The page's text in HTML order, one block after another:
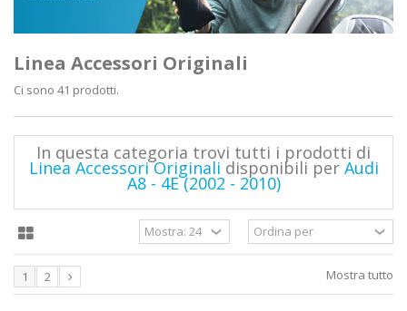
Linea Accessori Originali
Ci sono 41 prodotti.
In questa categoria trovi tutti i prodotti di
Linea Accessori Originali disponibili per Audi
A8 - 4E (2002 - 2010)
Mostra tutto
1 2